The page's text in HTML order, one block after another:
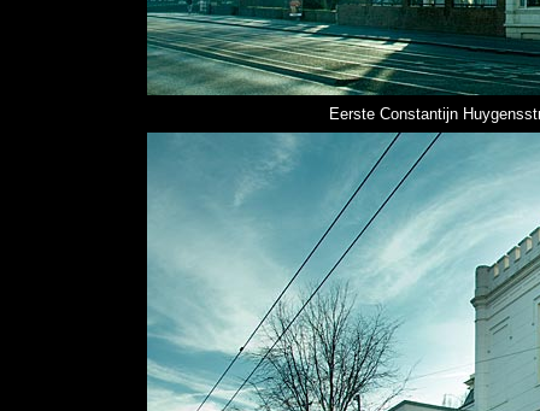
Eerste Constantijn